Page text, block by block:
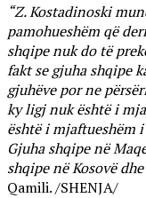
“Z. Kostadinoski
pamohueshëm që
shqipe nuk do të
fakt se gjuha shqipe
gjuhëve por ne
ky ligj nuk është i
është i mjaftueshëm
Gjuha shqipe në
shqipe në Kosovë
Qamili. /SHENJA/